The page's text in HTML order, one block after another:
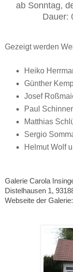
ab Sonntag,
Dauer:
Gezeigt werden
Heiko
Günther
Josef
Paul Schinner
Matthias
Sergio
Helmut Wolf
Galerie Carola
Distelhausen 1,
Webseite der Galerie: